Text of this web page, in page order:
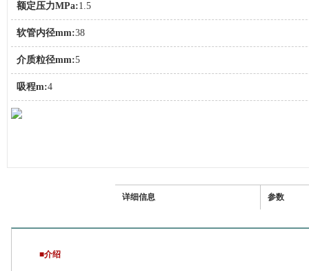
额定压力MPa:1.5
软管内径mm:38
介质粒径mm:5
吸程m:4
详细信息 参数
■介绍